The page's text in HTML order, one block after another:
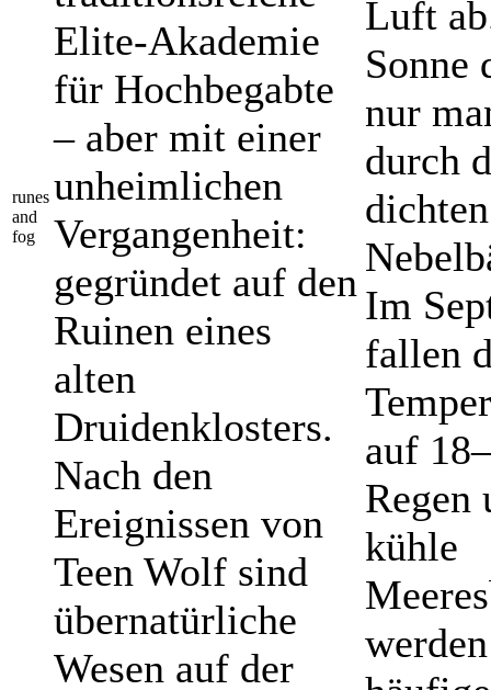
runes
and
fog
Elite-Akademie
für Hochbegabte
– aber mit einer
unheimlichen
Vergangenheit:
gegründet auf den
Ruinen eines
alten
Druidenklosters.
Nach den
Ereignissen von
Teen Wolf sind
übernatürliche
Wesen auf der
Luft
Sonne
nur
durch
dichten
Im
fallen
auf
Regen
kühle
werden